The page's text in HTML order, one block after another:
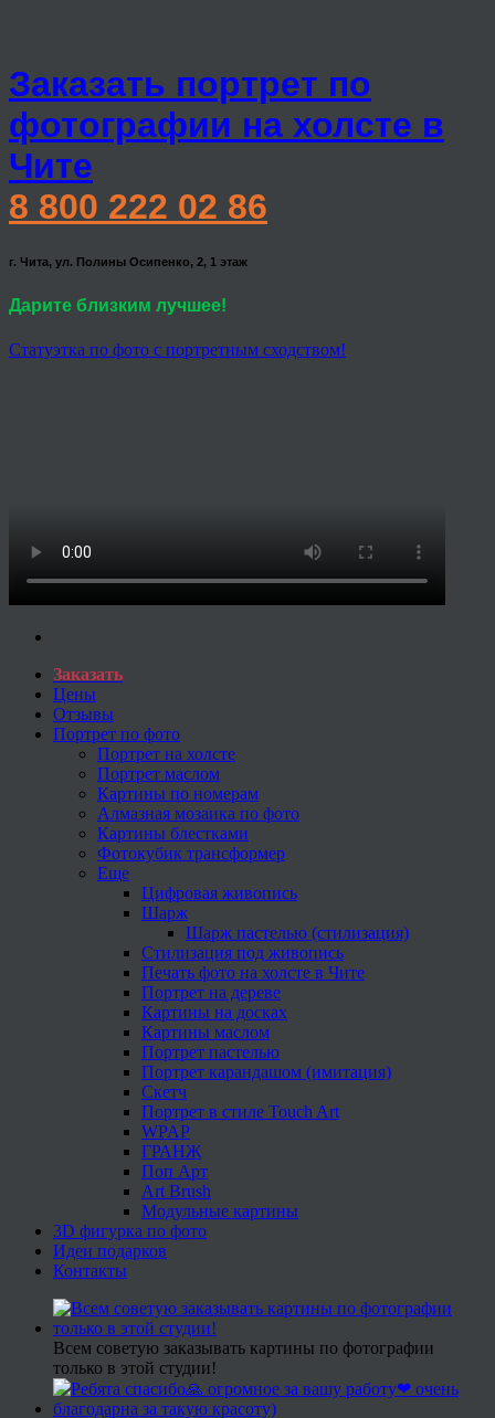
Заказать портрет по
фотографии на холсте в
Чите
8 800 222 02 86
г. Чита, ул. Полины Осипенко, 2, 1 этаж
Дарите близким лучшее!
Статуэтка по фото с портретным сходством!
Заказать
Цены
Отзывы
Портрет по фото
Портрет на холсте
Портрет маслом
Картины по номерам
Алмазная мозаика по фото
Картины блестками
Фотокубик трансформер
Еще
Цифровая живопись
Шарж
Шарж пастелью (стилизация)
Стилизация под живопись
Печать фото на холсте в Чите
Портрет на дереве
Картины на досках
Картины маслом
Портрет пастелью
Портрет карандашом (имитация)
Скетч
Портрет в стиле Touch Art
WPAP
ГРАНЖ
Поп Арт
Art Brush
Модульные картины
3D фигурка по фото
Идеи подарков
Контакты
Всем советую заказывать картины по фотографии
только в этой студии!